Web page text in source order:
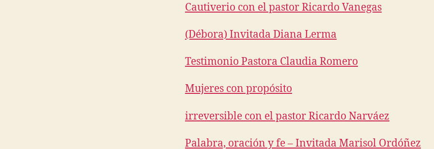
Cautiverio con el pastor Ricardo Vanegas
(Débora) Invitada Diana Lerma
Testimonio Pastora Claudia Romero
Mujeres con propósito
irreversible con el pastor Ricardo Narváez
Palabra, oración y fe – Invitada Marisol Ordóñez